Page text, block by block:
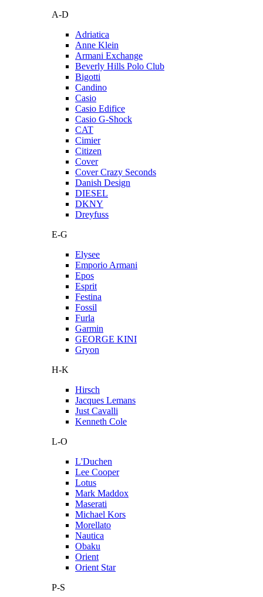
A-D
Adriatica
Anne Klein
Armani Exchange
Beverly Hills Polo Club
Bigotti
Candino
Casio
Casio Edifice
Casio G-Shock
CAT
Cimier
Citizen
Cover
Cover Crazy Seconds
Danish Design
DIESEL
DKNY
Dreyfuss
E-G
Elysee
Emporio Armani
Epos
Esprit
Festina
Fossil
Furla
Garmin
GEORGE KINI
Gryon
H-K
Hirsch
Jacques Lemans
Just Cavalli
Kenneth Cole
L-O
L'Duchen
Lee Cooper
Lotus
Mark Maddox
Maserati
Michael Kors
Morellato
Nautica
Obaku
Orient
Orient Star
P-S